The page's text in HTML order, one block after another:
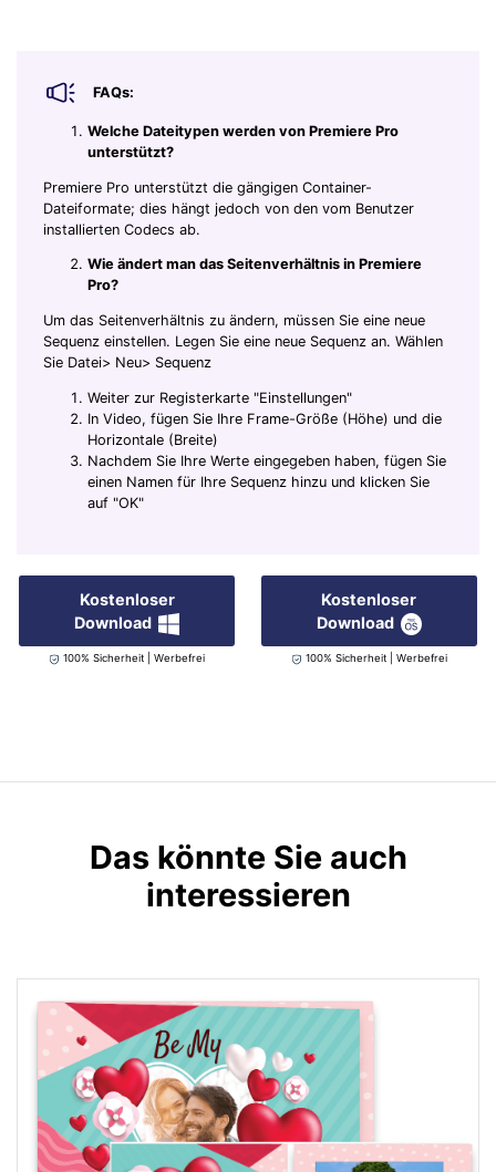
FAQs:
Welche Dateitypen werden von Premiere Pro
unterstützt?
Premiere Pro unterstützt die gängigen Container-
Dateiformate; dies hängt jedoch von den vom Benutzer
installierten Codecs ab.
Wie ändert man das Seitenverhältnis in Premiere
Pro?
Um das Seitenverhältnis zu ändern, müssen Sie eine neue
Sequenz einstellen. Legen Sie eine neue Sequenz an. Wählen
Sie Datei> Neu> Sequenz
Weiter zur Registerkarte "Einstellungen"
In Video, fügen Sie Ihre Frame-Größe (Höhe) und die
Horizontale (Breite)
Nachdem Sie Ihre Werte eingegeben haben, fügen Sie
einen Namen für Ihre Sequenz hinzu und klicken Sie
auf "OK"
Kostenloser
Download
100% Sicherheit | Werbefrei
Kostenloser
Download
100% Sicherheit | Werbefrei
Das könnte Sie auch
interessieren